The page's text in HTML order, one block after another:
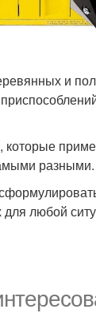
и
которые
разными.
любой